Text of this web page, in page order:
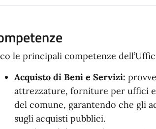
le principali competenze
Acquisto di Beni e Servizi:
attrezzature, forniture per uffici
del comune, garantendo che gli
sugli acquisti pubblici.